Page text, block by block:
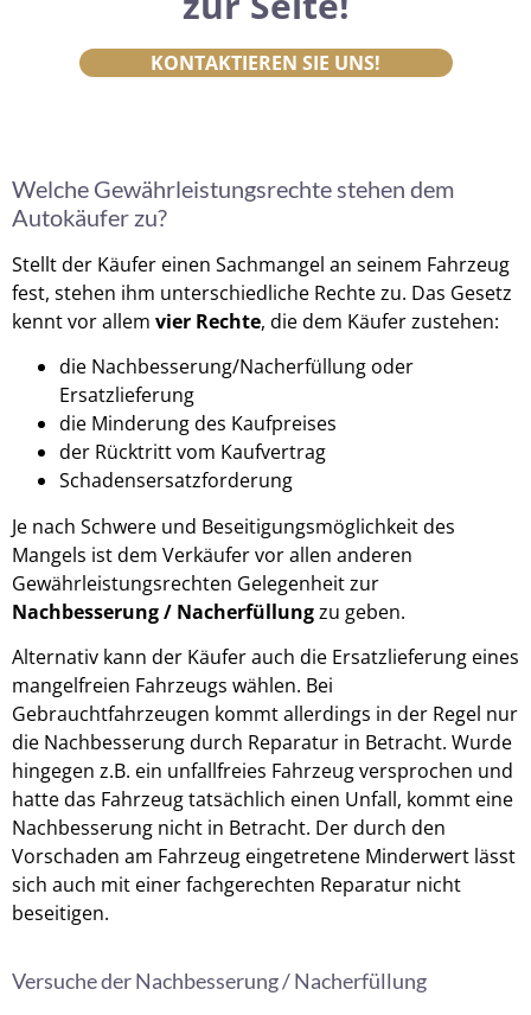
KONTAKTIEREN SIE UNS!
Welche Gewährleistungsrechte stehen dem
Autokäufer zu?
Stellt der Käufer einen Sachmangel an seinem Fahrzeug
fest, stehen ihm unterschiedliche Rechte zu. Das Gesetz
kennt vor allem vier Rechte, die dem Käufer zustehen:
die Nachbesserung/Nacherfüllung oder
Ersatzlieferung
die Minderung des Kaufpreises
der Rücktritt vom Kaufvertrag
Schadensersatzforderung
Je nach Schwere und Beseitigungsmöglichkeit des
Mangels ist dem Verkäufer vor allen anderen
Gewährleistungsrechten Gelegenheit zur
Nachbesserung / Nacherfüllungzu geben.
Alternativ kann der Käufer auch die Ersatzlieferung eines
mangelfreien Fahrzeugs wählen. Bei
Gebrauchtfahrzeugen kommt allerdings in der Regel nur
die Nachbesserung durch Reparatur in Betracht. Wurde
hingegen z.B. ein unfallfreies Fahrzeug versprochen und
hatte das Fahrzeug tatsächlich einen Unfall, kommt eine
Nachbesserung nicht in Betracht. Der durch den
Vorschaden am Fahrzeug eingetretene Minderwert lässt
sich auch mit einer fachgerechten Reparatur nicht
beseitigen.
Versuche der Nachbesserung / Nacherfüllung